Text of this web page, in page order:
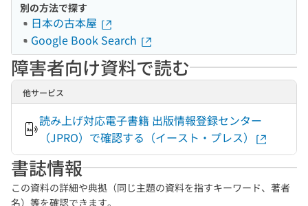
別の方法で探す
日本の古本屋
Google Book Search
障害者向け資料で読む
他サービス
読み上げ対応電子書籍 出版情報登録センター
（JPRO）で確認する（イースト・プレス）
書誌情報
この資料の詳細や典拠（同じ主題の資料を指すキーワード、著者
名）等を確認できます。